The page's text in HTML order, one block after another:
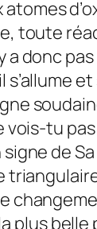
toute
a donc
tu
de
plus